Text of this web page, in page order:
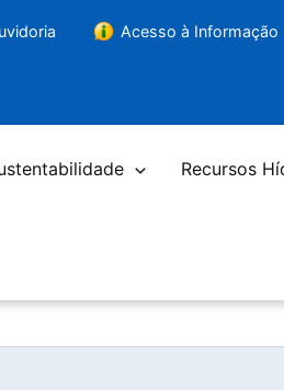
Acesso à Informação
Recursos